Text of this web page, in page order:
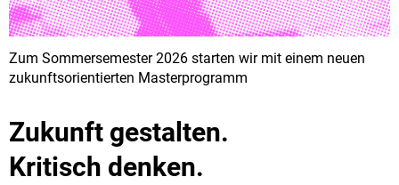
Zum Sommersemester 2026 starten wir mit einem neuen
zukunftsorientierten Masterprogramm
Zukunft gestalten.
Kritisch denken.